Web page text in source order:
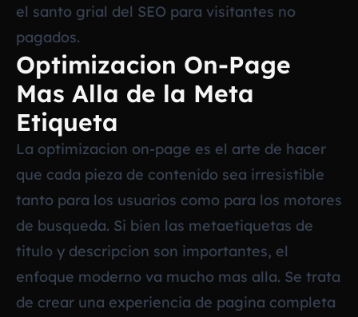
el santo grial del SEO para visitantes no
pagados.
Optimizacion On-Page
Mas Alla de la Meta
Etiqueta
La optimizacion on-page es el arte de hacer
que cada pieza de contenido sea irresistible
tanto para los usuarios como para los motores
de busqueda. Si bien las metaetiquetas de
titulo y descripcion son importantes, el
enfoque moderno va mucho mas alla. Se trata
de crear una experiencia de pagina completa